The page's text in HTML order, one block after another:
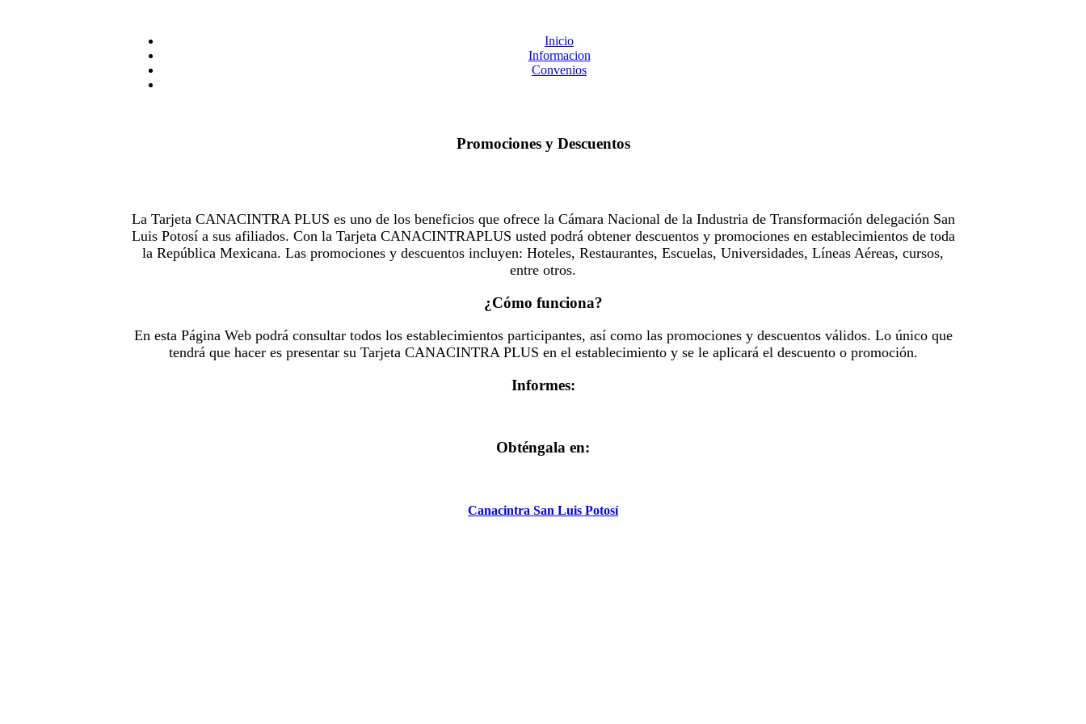
Inicio
Informacion
Convenios
Promociones y Descuentos
La Tarjeta CANACINTRA PLUS es uno de los beneficios que ofrece la Cámara Nacional de la Industria de Transformación delegación San
Luis Potosí a sus afiliados. Con la Tarjeta CANACINTRAPLUS usted podrá obtener descuentos y promociones en establecimientos de toda
la República Mexicana. Las promociones y descuentos incluyen: Hoteles, Restaurantes, Escuelas, Universidades, Líneas Aéreas, cursos,
entre otros.
¿Cómo funciona?
En esta Página Web podrá consultar todos los establecimientos participantes, así como las promociones y descuentos válidos. Lo único que
tendrá que hacer es presentar su Tarjeta CANACINTRA PLUS en el establecimiento y se le aplicará el descuento o promoción.
Informes:
Obténgala en:
Canacintra San Luis Potosí